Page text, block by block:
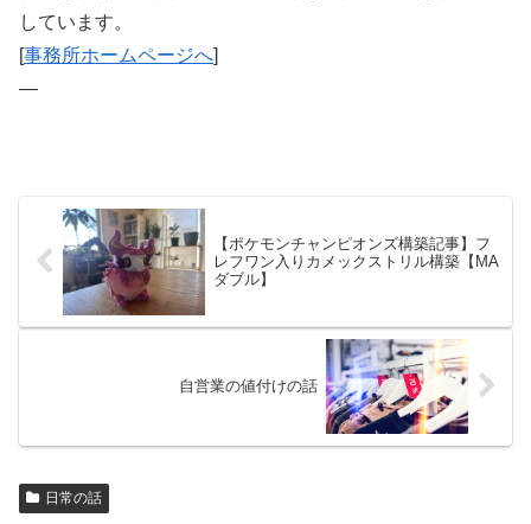
しています。
[事務所ホームページへ]
—
【ポケモンチャンピオンズ構築記事】フ
レフワン入りカメックストリル構築【MA
ダブル】
自営業の値付けの話
日常の話